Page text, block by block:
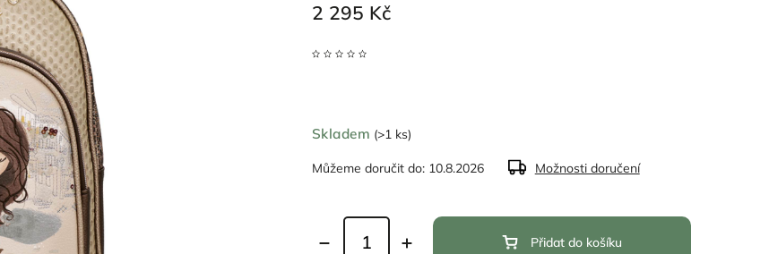
2 295 Kč
Skladem (>1 ks)
Můžeme doručit do: 10.8.2026 Možnosti doručení
Přidat do košíku